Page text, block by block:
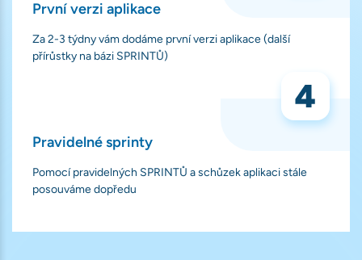
První verzi aplikace
Za 2-3 týdny vám dodáme první verzi aplikace (další
přírůstky na bázi SPRINTŮ)
Pravidelné sprinty
Pomocí pravidelných SPRINTŮ a schůzek aplikaci stále
posouváme dopředu